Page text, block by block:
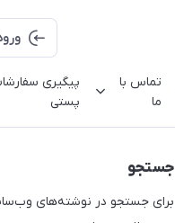
تماس با
ما
پیگیری
پستی
جستجو
برای جستجو در نوشته‌های